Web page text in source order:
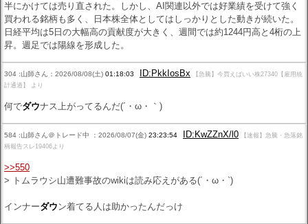
半にかけては売り直された。しかし、AI関連以外では好業績を受けて強く
買われる銘柄も多く、日本株全体としてはしっかりとした動きが続いた。
日経平均は5日の大幅高の貢献度が大きく、週間では約1244円高と4桁の上
昇。週足では陽線を形成した。
304 :山師さん：2026/08/08(土) 01:18:03 ID:PkkIosBx
【急騰】今買えばいい株27340【雇用統
計通過】 より
何でダウナス上がってるんだ(´・ω・｀)
584 :山師さん＠トレード中 ：2026/08/07(金) 23:23:54 ID:KwZZnX/l0
【速報】急騰・急落銘
柄報告スレ19406より
>>550
> トムラウシ山遭難事故のwikiは読み応えがある(´・ω・`)
インナーダウ ン着てる人は助かったんだっけ